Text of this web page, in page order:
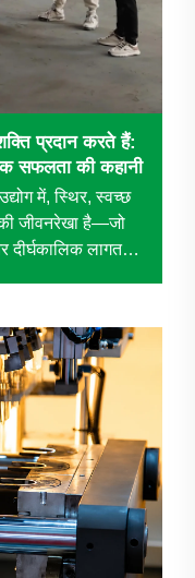
प्रदान करते हैं:
सफलता की कहानी
में, स्थिर, स्वच्छ
जीवनरेखा है—जो
दीर्घकालिक लागत